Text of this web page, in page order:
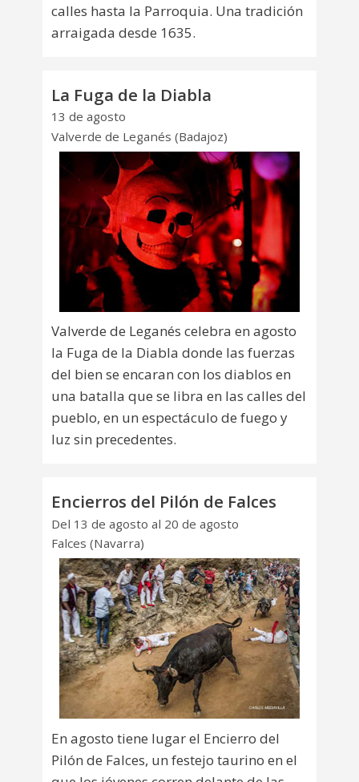
calles hasta la Parroquia. Una tradición
arraigada desde 1635.
La Fuga de la Diabla
13 de agosto
Valverde de Leganés (Badajoz)
Valverde de Leganés celebra en agosto
la Fuga de la Diabla donde las fuerzas
del bien se encaran con los diablos en
una batalla que se libra en las calles del
pueblo, en un espectáculo de fuego y
luz sin precedentes.
Encierros del Pilón de Falces
Del 13 de agosto al 20 de agosto
Falces (Navarra)
En agosto tiene lugar el Encierro del
Pilón de Falces, un festejo taurino en el